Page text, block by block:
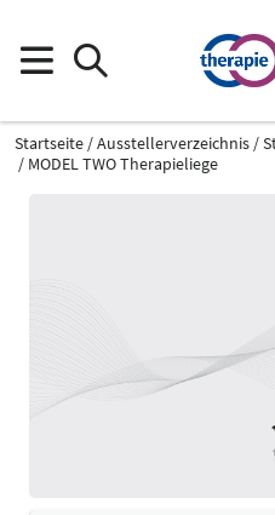
Startseite Ausstellerverzeichnis
MODEL TWO Therapieliege